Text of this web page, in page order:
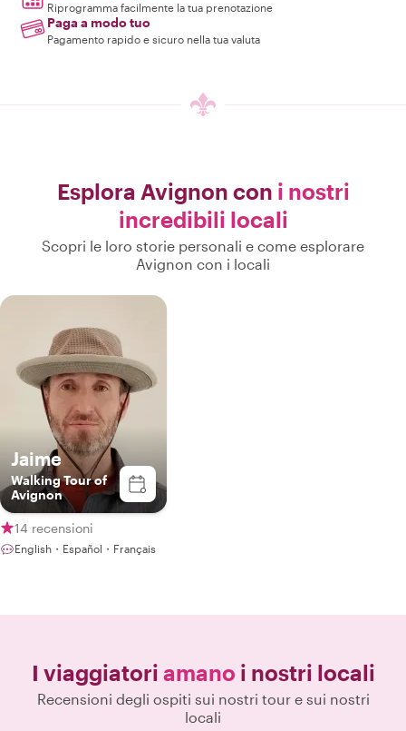
Riprogramma facilmente la tua prenotazione
Paga a modo tuo
Pagamento rapido e sicuro nella tua valuta
Esplora Avignon con i nostri
incredibili locali
Scopri le loro storie personali e come esplorare
Avignon con i locali
Jaime
Walking Tour of
Avignon
14 recensioni
English・Español・Français
I viaggiatori amano i nostri locali
Recensioni degli ospiti sui nostri tour e sui nostri
locali